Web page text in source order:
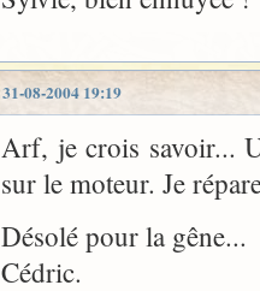
31-08-2004 19:19
Arf, je crois savoir...
sur le moteur. Je
Désolé pour la gêne...
Cédric.